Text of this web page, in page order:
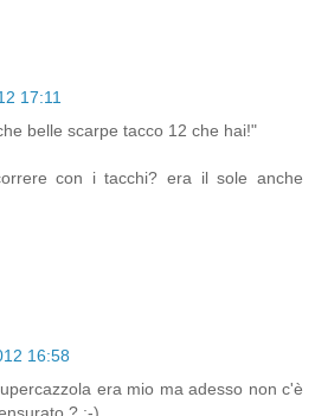
17:11
belle scarpe tacco 12 che hai!"
con i tacchi? era il sole anche
16:58
era mio ma adesso non c'è